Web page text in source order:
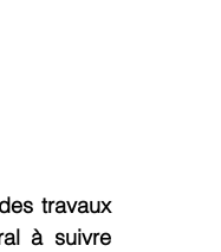
travaux
à suivre